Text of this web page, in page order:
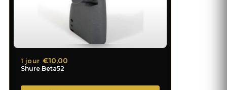
Shure Beta52
1 jour €10,00